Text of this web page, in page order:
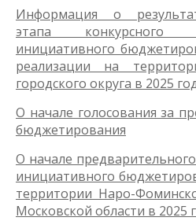
Информация о
этапа конкурсного
инициативного
реализации на
городского округа в 2025
О начале голосования за
бюджетирования
О начале
инициативного
территории Наро-
Московской области в 2025